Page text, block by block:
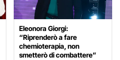
Eleonora Giorgi:
“Riprenderò a fare
chemioterapia, non
smetterò di combattere”